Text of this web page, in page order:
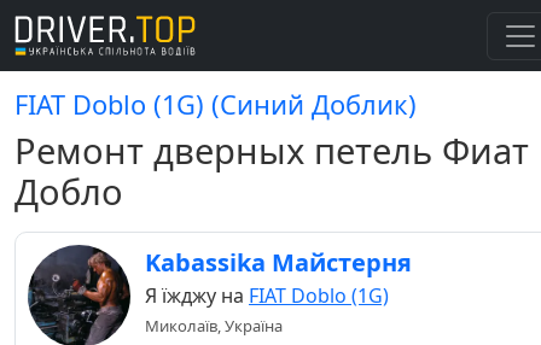
FIAT Doblo (1G) (Синий Доблик)
Ремонт дверных петель Фиат
Добло
Kabassika Майстерня
Я їжджу на FIAT Doblo (1G)
Миколаїв, Україна